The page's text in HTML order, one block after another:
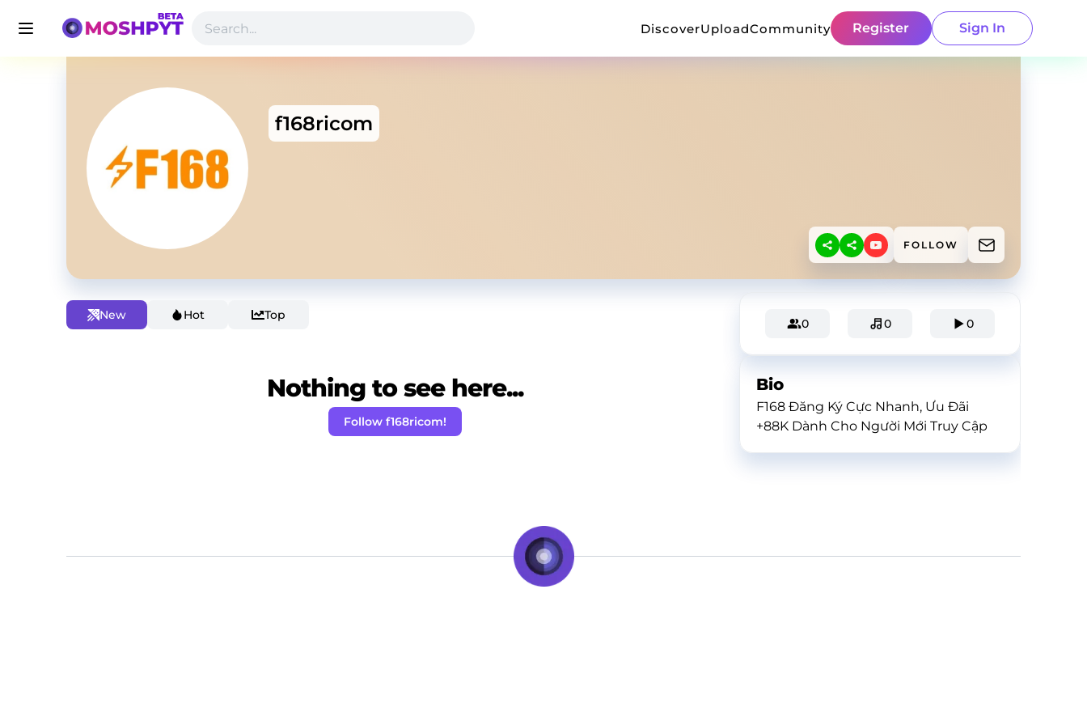
DiscoverUploadCommunity Register Sign In
f168ricom
FOLLOW
New Hot Top
Nothing to see here...
Follow f168ricom!
0 0 0
Bio
F168 Đăng Ký Cực Nhanh, Ưu Đãi
+88K Dành Cho Người Mới Truy Cập